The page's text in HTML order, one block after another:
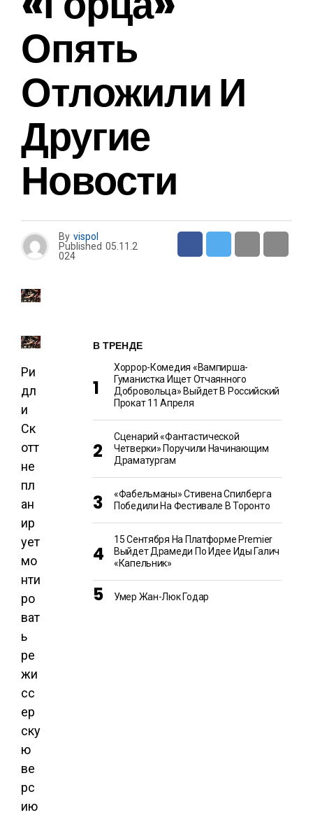
Опять
Отложили И
Другие
Новости
By vispol
Published 05.11.2
024
Ри
дл
и
Ск
отт
не
пл
ан
ир
ует
мо
нти
ро
ват
ь
ре
жи
сс
ер
ску
ю
ве
рс
ию
В ТРЕНДЕ
Хоррор-Комедия «Вампирша-
Гуманистка Ищет Отчаянного
Добровольца» Выйдет В Российский
Прокат 11 Апреля
Сценарий «Фантастической
Четверки» Поручили Начинающим
Драматургам
«Фабельманы» Стивена Спилберга
Победили На Фестивале В Торонто
15 Сентября На Платформе Premier
Выйдет Драмеди По Идее Иды Галич
«Капельник»
Умер Жан-Люк Годар